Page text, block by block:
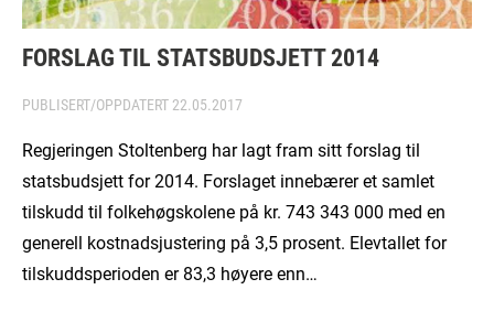
FORSLAG TIL STATSBUDSJETT 2014
PUBLISERT/OPPDATERT 22.05.2017
Regjeringen Stoltenberg har lagt fram sitt forslag til
statsbudsjett for 2014. Forslaget innebærer et samlet
tilskudd til folkehøgskolene på kr. 743 343 000 med en
generell kostnadsjustering på 3,5 prosent. Elevtallet for
tilskuddsperioden er 83,3 høyere enn…